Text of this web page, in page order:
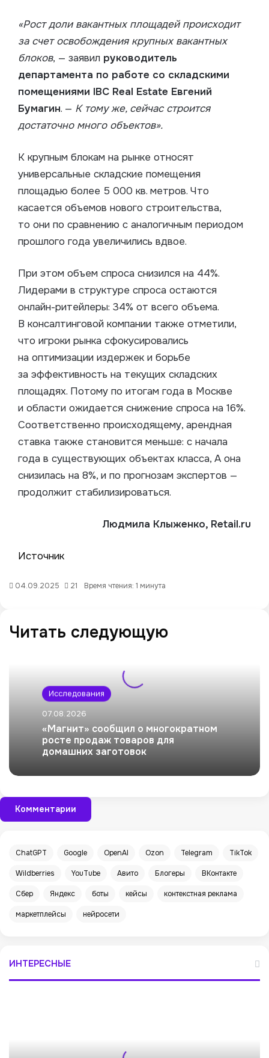
«Рост доли вакантных площадей происходит
за счет освобождения крупных вакантных
блоков, — заявил руководитель
департамента по работе со складскими
помещениями IBC Real Estate Евгений
Бумагин. — К тому же, сейчас строится
достаточно много объектов».
К крупным блокам на рынке относят
универсальные складские помещения
площадью более 5 000 кв. метров. Что
касается объемов нового строительства,
то они по сравнению с аналогичным периодом
прошлого года увеличились вдвое.
При этом объем спроса снизился на 44%.
Лидерами в структуре спроса остаются
онлайн-ритейлеры: 34% от всего объема.
В консалтинговой компании также отметили,
что игроки рынка сфокусировались
на оптимизации издержек и борьбе
за эффективность на текущих складских
площадях. Потому по итогам года в Москве
и области ожидается снижение спроса на 16%.
Соответственно происходящему, арендная
ставка также становится меньше: с начала
года в существующих объектах класса, А она
снизилась на 8%, и по прогнозам экспертов —
продолжит стабилизироваться.
Людмила Клыженко, Retail.ru
Источник
04.09.2025 21 Время чтения: 1 минута
Читать следующую
Исследования
07.08.2026
«Магнит» сообщил о многократном
росте продаж товаров для
домашних заготовок
Комментарии
ChatGPT Google OpenAI Ozon Telegram TikTok
Wildberries YouTube Авито Блогеры ВКонтакте
Сбер Яндекс боты кейсы контекстная реклама
маркетплейсы нейросети
ИНТЕРЕСНЫЕ